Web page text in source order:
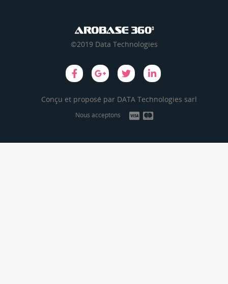
©2019 Data Technologies
Conçu et proposé par DATA Technologies sarl
Nous acceptons